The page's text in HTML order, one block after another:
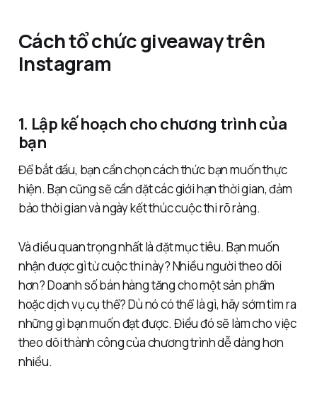
Cách tổ chức giveaway trên
Instagram
1. Lập kế hoạch cho chương trình của
bạn
Để bắt đầu, bạn cần chọn cách thức bạn muốn thực
hiện. Bạn cũng sẽ cần đặt các giới hạn thời gian, đảm
bảo thời gian và ngày kết thúc cuộc thi rõ ràng.
Và điều quan trọng nhất là đặt mục tiêu. Bạn muốn
nhận được gì từ cuộc thi này? Nhiều người theo dõi
hơn? Doanh số bán hàng tăng cho một sản phẩm
hoặc dịch vụ cụ thể? Dù nó có thể là gì, hãy sớm tìm ra
những gì bạn muốn đạt được. Điều đó sẽ làm cho việc
theo dõi thành công của chương trình dễ dàng hơn
nhiều.